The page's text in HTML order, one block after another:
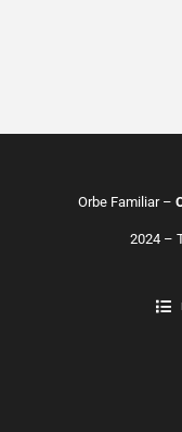
Orbe Familiar –
2024 –